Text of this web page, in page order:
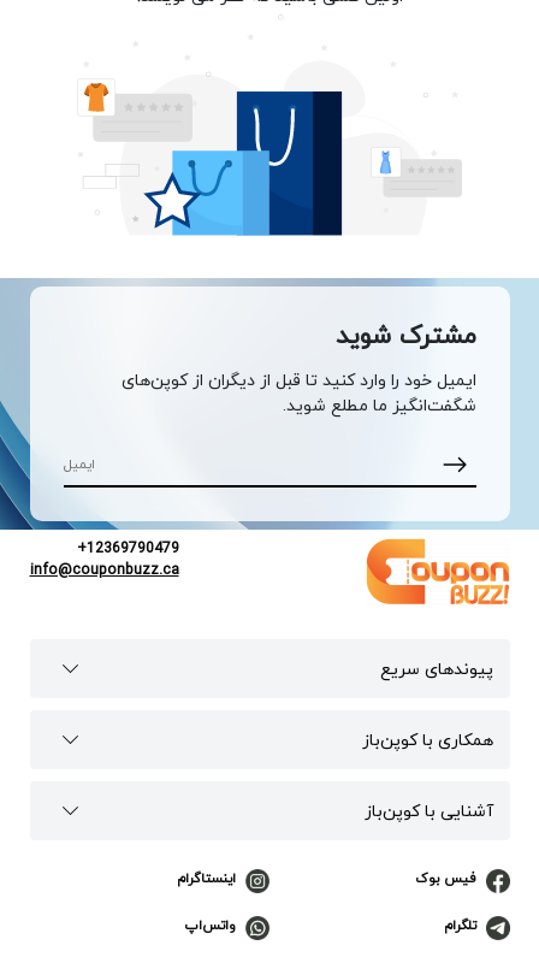
مشترک شوید
ایمیل خود را وارد کنید تا قبل از دیگران از کوپن‌های
شگفت‌انگیز ما مطلع شوید.
+12369790479
info@couponbuzz.ca
پیوند‌های سریع
همکاری با کوپن‌باز
آشنایی با کوپن‌باز
فیس بوک اینستاگرام
تلگرام واتس‌اپ